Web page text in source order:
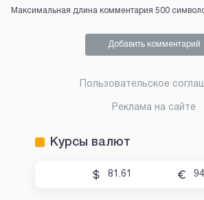
Максимальная длина комментария 500
Добавить комментарий
Пользовательское
Реклама на сайте
Курсы валют
81.61